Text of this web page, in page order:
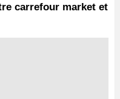
carrefour market et